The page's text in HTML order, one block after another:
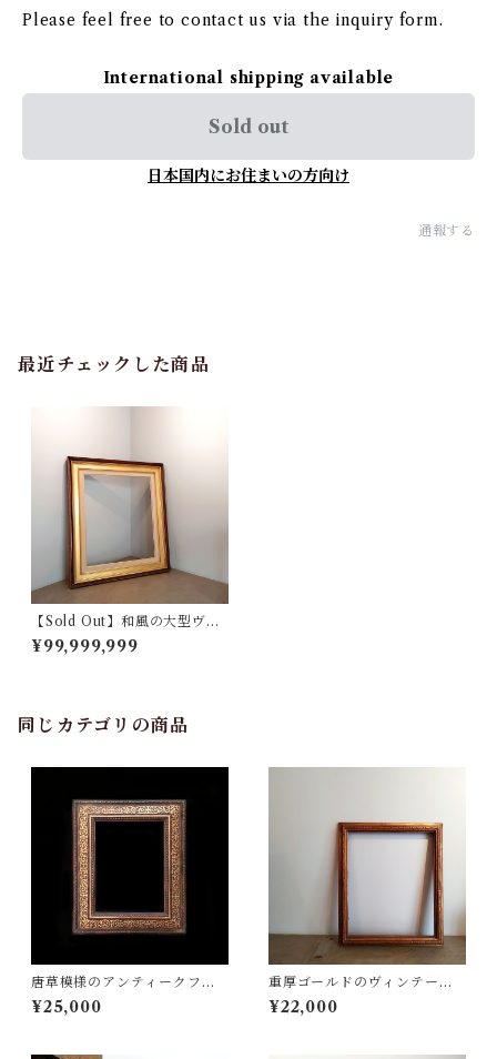
Please feel free to contact us via the inquiry form.
International shipping available
Sold out
日本国内にお住まいの方向け
通報する
最近チェックした商品
【Sold Out】和風の大型ヴィ
ンテージフレーム
¥99,999,999
同じカテゴリの商品
唐草模様のアンティークフレ
ーム
¥25,000
重厚ゴールドのヴィンテージ
油彩額
¥22,000